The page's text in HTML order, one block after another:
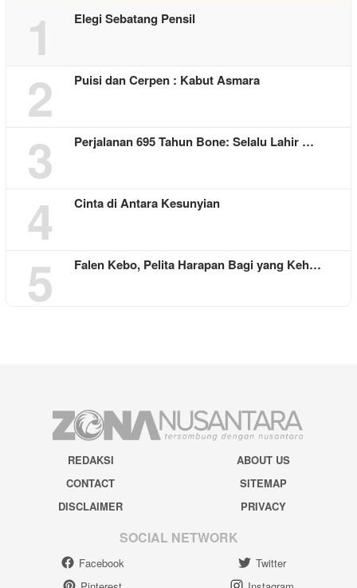
1 Elegi Sebatang Pensil
2 Puisi dan Cerpen : Kabut Asmara
3 Perjalanan 695 Tahun Bone: Selalu Lahir …
4 Cinta di Antara Kesunyian
5 Falen Kebo, Pelita Harapan Bagi yang Keh…
REDAKSI
ABOUT US
CONTACT
SITEMAP
DISCLAIMER
PRIVACY
SOCIAL NETWORK
Facebook
Twitter